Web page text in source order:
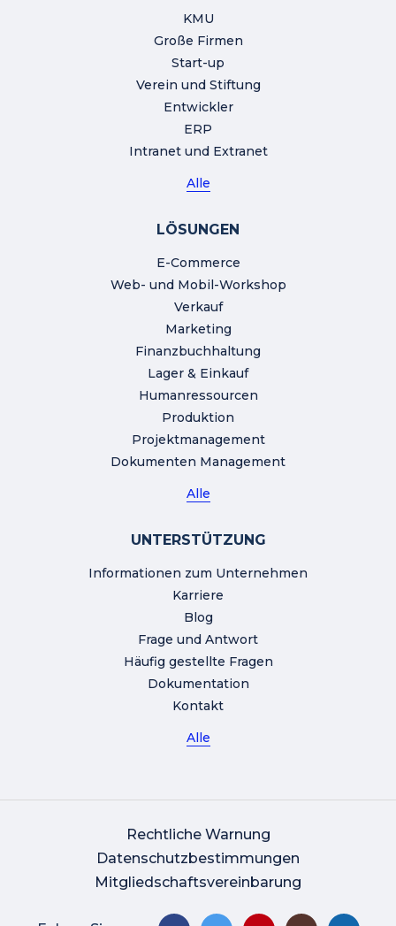
KMU
Große Firmen
Start-up
Verein und Stiftung
Entwickler
ERP
Intranet und Extranet
Alle
LÖSUNGEN
E-Commerce
Web- und Mobil-Workshop
Verkauf
Marketing
Finanzbuchhaltung
Lager & Einkauf
Humanressourcen
Produktion
Projektmanagement
Dokumenten Management
Alle
UNTERSTÜTZUNG
Informationen zum Unternehmen
Karriere
Blog
Frage und Antwort
Häufig gestellte Fragen
Dokumentation
Kontakt
Alle
Rechtliche Warnung
Datenschutzbestimmungen
Mitgliedschaftsvereinbarung